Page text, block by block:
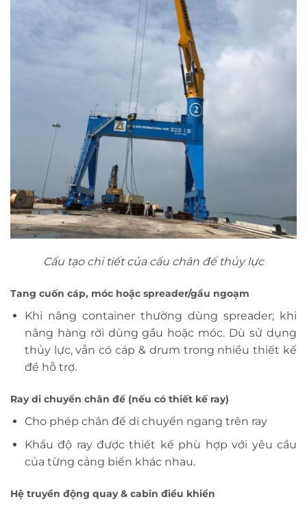
Cấu tạo chi tiết của cẩu chân đế thủy lực
Tang cuốn cáp, móc hoặc spreader/gầu ngoạm
Khi nâng container thường dùng spreader; khi
nâng hàng rời dùng gầu hoặc móc. Dù sử dụng
thủy lực, vẫn có cáp & drum trong nhiều thiết kế
để hỗ trợ.
Ray di chuyển chân đế (nếu có thiết kế ray)
Cho phép chân đế di chuyển ngang trên ray
Khẩu độ ray được thiết kế phù hợp với yêu cầu
của từng cảng biển khác nhau.
Hệ truyền động quay & cabin điều khiển